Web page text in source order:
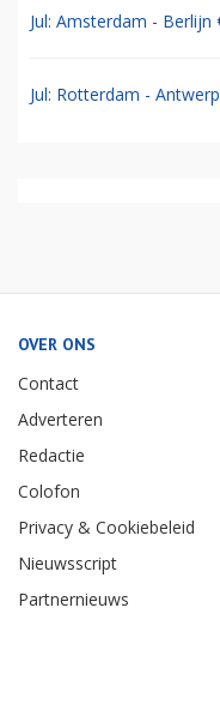
Jul: Amsterdam - Berlijn
Jul: Rotterdam -
OVER ONS
Contact
Adverteren
Redactie
Colofon
Privacy & Cookiebeleid
Nieuwsscript
Partnernieuws